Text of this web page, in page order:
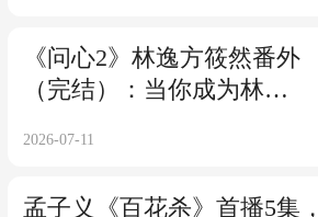
《问心2》林逸方筱然番外
（完结）：当你成为林逸
2026-07-11
孟子义《百花杀》首播5集